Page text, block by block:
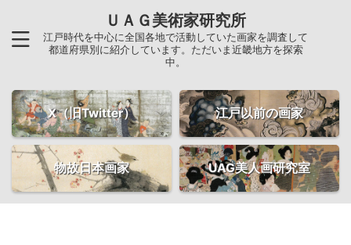
ＵＡＧ美術家研究所
江戸時代を中心に全国各地で活動していた画家を調査して
都道府県別に紹介しています。ただいま近畿地方を探索
中。
X（旧Twitter） 江戸以前の画家
物故日本画家 UAG美人画研究室